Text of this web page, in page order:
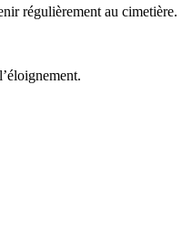
régulièrement au cimetière.